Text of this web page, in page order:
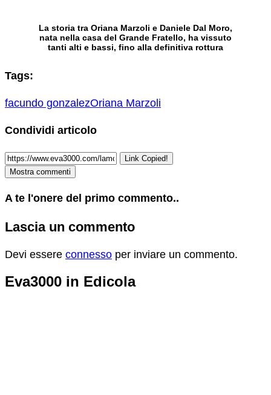
La storia tra Oriana Marzoli e Daniele Dal Moro,
nata nella casa del Grande Fratello, ha vissuto
tanti alti e bassi, fino alla definitiva rottura
Tags:
facundo gonzalezOriana Marzoli
Condividi articolo
Link Copied!
Mostra commenti
A te l'onere del primo commento..
Lascia un commento
Devi essere connesso per inviare un commento.
Eva3000 in Edicola